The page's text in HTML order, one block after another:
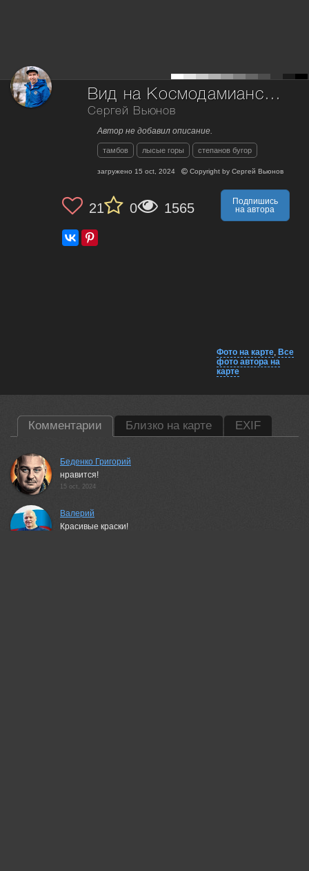
Вид на Космодамианскую церковь в с. Лысые Горы
Сергей Вьюнов
Автор не добавил описание.
тамбов лысые горы степанов бугор
загружено 15 oct, 2024 Copyright by Сергей Вьюнов
21 0 1565
Подпишись
на автора
Фото на карте, Все
фото автора на
карте
Комментарии Близко на карте EXIF
Беденко Григорий
нравится!
15 oct, 2024
Валерий
Красивые краски!